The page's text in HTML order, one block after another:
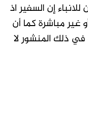
إن السفير اذ
غير مباشرة كما أن
في ذلك المنشور لا